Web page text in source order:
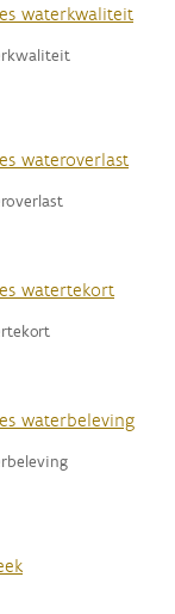
waterkwaliteit
wateroverlast
watertekort
waterbeleving